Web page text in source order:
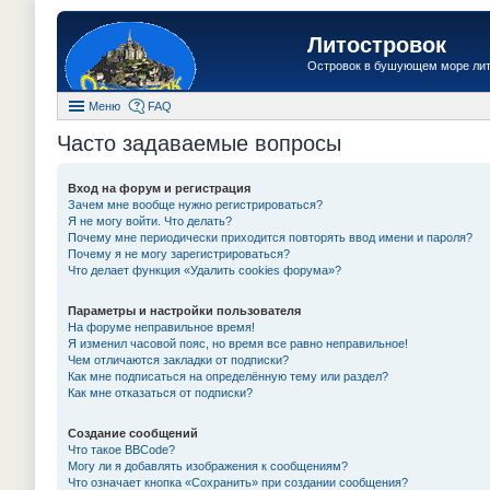
Литостровок
Островок в бушующем море
Меню FAQ
Часто задаваемые вопросы
Вход на форум и регистрация
Зачем мне вообще нужно регистрироваться?
Я не могу войти. Что делать?
Почему мне периодически приходится повторять ввод имени и пароля?
Почему я не могу зарегистрироваться?
Что делает функция «Удалить cookies форума»?
Параметры и настройки пользователя
На форуме неправильное время!
Я изменил часовой пояс, но время все равно неправильное!
Чем отличаются закладки от подписки?
Как мне подписаться на определённую тему или раздел?
Как мне отказаться от подписки?
Создание сообщений
Что такое BBCode?
Могу ли я добавлять изображения к сообщениям?
Что означает кнопка «Сохранить» при создании сообщения?